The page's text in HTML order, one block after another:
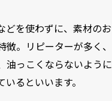
どを使わずに、素材のお
。リピーターが多く、
油っこくならないように
るといいます。